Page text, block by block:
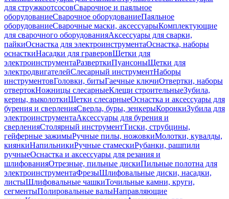
для стружкоотсосовСварочное и паяльное
оборудованиеСварочное оборудованиеПаяльное
оборудованиеСварочные маски, аксессуарыКомплектующие
для сварочного оборудованияАксессуары для сварки,
пайкиОснастка для электроинструментаОснастка, наборы
оснасткиНасадки для граверовЩетки для
электроинструментаРазверткиПуансоныЩетки для
электродвигателейСлесарный инструментНаборы
инструментовГоловки, битыГаечные ключиОтвертки, наборы
отвертокНожницы слесарныеКлещи строительныеЗубила,
керны, выколоткиЩетки слесарныеОснастка и аксессуары для
бурения и сверленияСверла, буры, зенкерыКоронкиЗубила для
электроинструментаАксессуары для бурения и
сверленияСтолярный инструментТиски, струбцины,
гейферные зажимыРучные пилы, ножовкиМолотки, кувалды,
киянкиНапильникиРучные стамескиРубанки, рашпили
ручныеОснастка и аксессуары для резания и
шлифованияОтрезные, пильные дискиПильные полотна для
электроинструментаФрезыШлифовальные диски, насадки,
листыШлифовальные чашкиТочильные камни, круги,
сегментыПолировальные валыНаправляющие